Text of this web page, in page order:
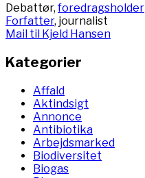
Debattør,foredragsholder
Forfatter, journalist
Mail til Kjeld Hansen
Kategorier
Affald
Aktindsigt
Annonce
Antibiotika
Arbejdsmarked
Biodiversitet
Biogas